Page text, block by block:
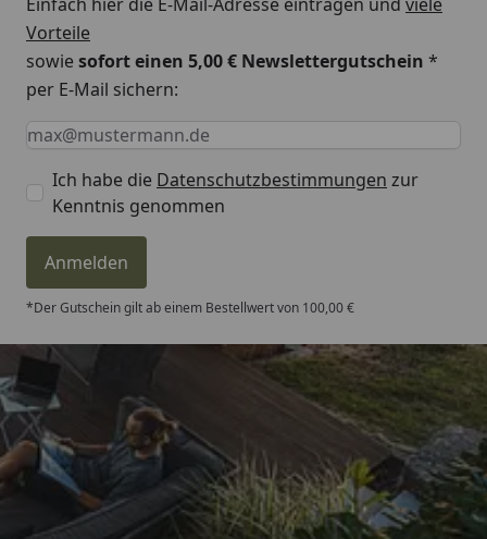
Ubbink Springbrunnenpumpe Xtra
Gebrauchsanweisung
Vorteile
sowiesofort einen 5,00 € Newslettergutschein *
per E-Mail sichern:
Keine Eingabe erforderlich
Eingabe erforderlich
E-Mail *
Ich habe die Datenschutzbestimmungen zur
Kenntnis genommen
Anmelden
*Der Gutschein gilt ab einem Bestellwert von 100,00 €
Trusted Shops
4,81/ 5